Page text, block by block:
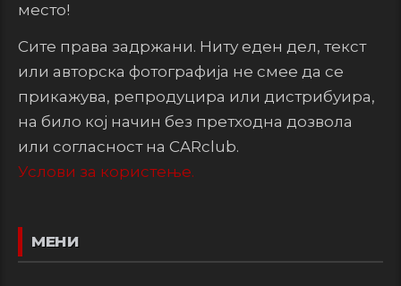
место!
Сите права задржани. Ниту еден дел, текст
или авторска фотографија не смее да се
прикажува, репродуцира или дистрибуира,
на било кој начин без претходна дозвола
или согласност на CARclub.
Услови за користење.
МЕНИ